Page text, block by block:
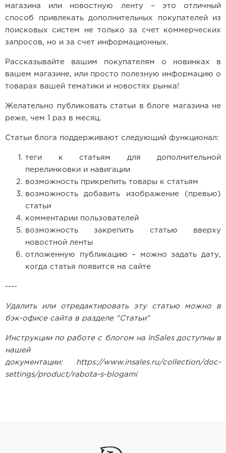
магазина или новостную ленту – это отличный
способ привлекать дополнительных покупателей из
поисковых систем не только за счет коммерческих
запросов, но и за счет информационных.
Рассказывайте вашим покупателям о новинках в
вашем магазине, или просто полезную информацию о
товарах вашей тематики и новостях рынка!
Желательно публиковать статьи в блоге магазина не
реже, чем 1 раз в месяц.
Статьи блога поддерживают следующий функционал:
теги к статьям для дополнительной
перелинковки и навигации
возможность прикрепить товары к статьям
возможность добавить изображение (превью)
статьи
комментарии пользователей
возможность закрепить статью вверху
новостной ленты
отложенную публикацию – можно задать дату,
когда статья появится на сайте
----
Удалить или отредактировать эту статью можно в
бэк-офисе сайта в разделе "Статьи"
Инструкции по работе с блогом на InSales доступны в
нашей
документации: https://www.insales.ru/collection/doc-
settings/product/rabota-s-blogami
Ремешки для часов Bulgari
Ремешки для часов Cartier
Ремешки для часов Chopard
Ремешки для часов Daniel Roth
Ремешки для часов De Bethune
Ремешки для часов De Grisogono
Ремешки для часов Ebel
Ремешки для часов Franck Muller
Ремешки для часов Frederique
Constant
Ремешки для Carl F. Bucherer
Ремешки для часов Girard Perregaux
Ремешки для часов Harry Winston
Ремешки для часов Hermes
Ремешки для часов IWC
Ремешки для часов Longines